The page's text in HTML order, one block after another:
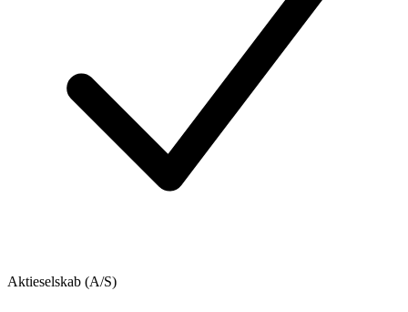
Aktieselskab (A/S)